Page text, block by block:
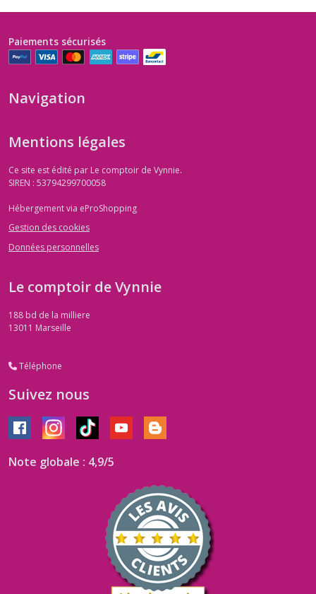
Paiements sécurisés
Navigation
Mentions légales
Ce site est édité par Le comptoir de Vynnie.
SIREN : 53794299700058
Hébergement via eProShopping
Gestion des cookies
Données personnelles
Le comptoir de Vynnie
188 bd de la milliere
13011 Marseille
Téléphone
Suivez nous
Note globale : 4,9/5